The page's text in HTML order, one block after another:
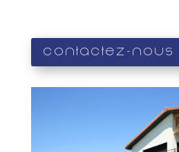
Contactez-nous